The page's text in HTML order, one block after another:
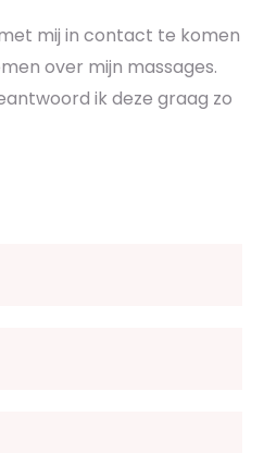
mij in contact te komen
over mijn massages.
ik deze graag zo